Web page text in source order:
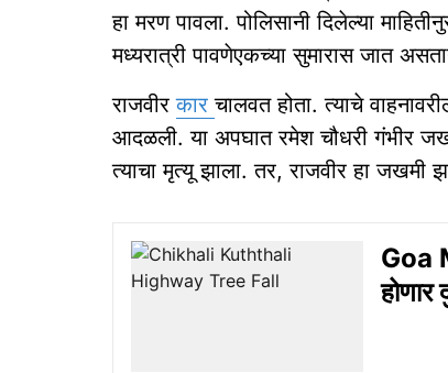
हा मरण पावला. पोलिसानी दिलेल्या
मध्यरात्री पावणेएकच्या सुमारास जात
राजवीरकारचालवत होता. त्‍याचे
आदळली. या अपघात रमेश चौधरी गंभीर
त्‍याचा मृत्‍यू झाला. तर, राजवीर हा जखमी
Goa